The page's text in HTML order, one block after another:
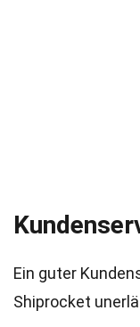
Ein guter
Shiprocket